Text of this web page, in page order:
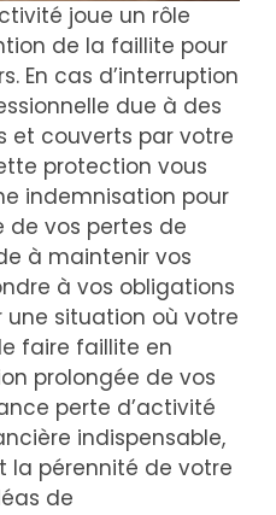
joue un rôle
de la faillite pour
En cas d’interruption
due à des
et couverts par votre
protection vous
indemnisation pour
de vos pertes de
à maintenir vos
à vos obligations
situation où votre
faire faillite en
prolongée de vos
perte d’activité
indispensable,
la pérennité de votre
de